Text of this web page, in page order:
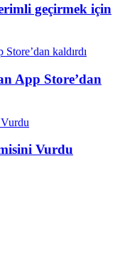
geçirmek için
App Store’dan
Vurdu